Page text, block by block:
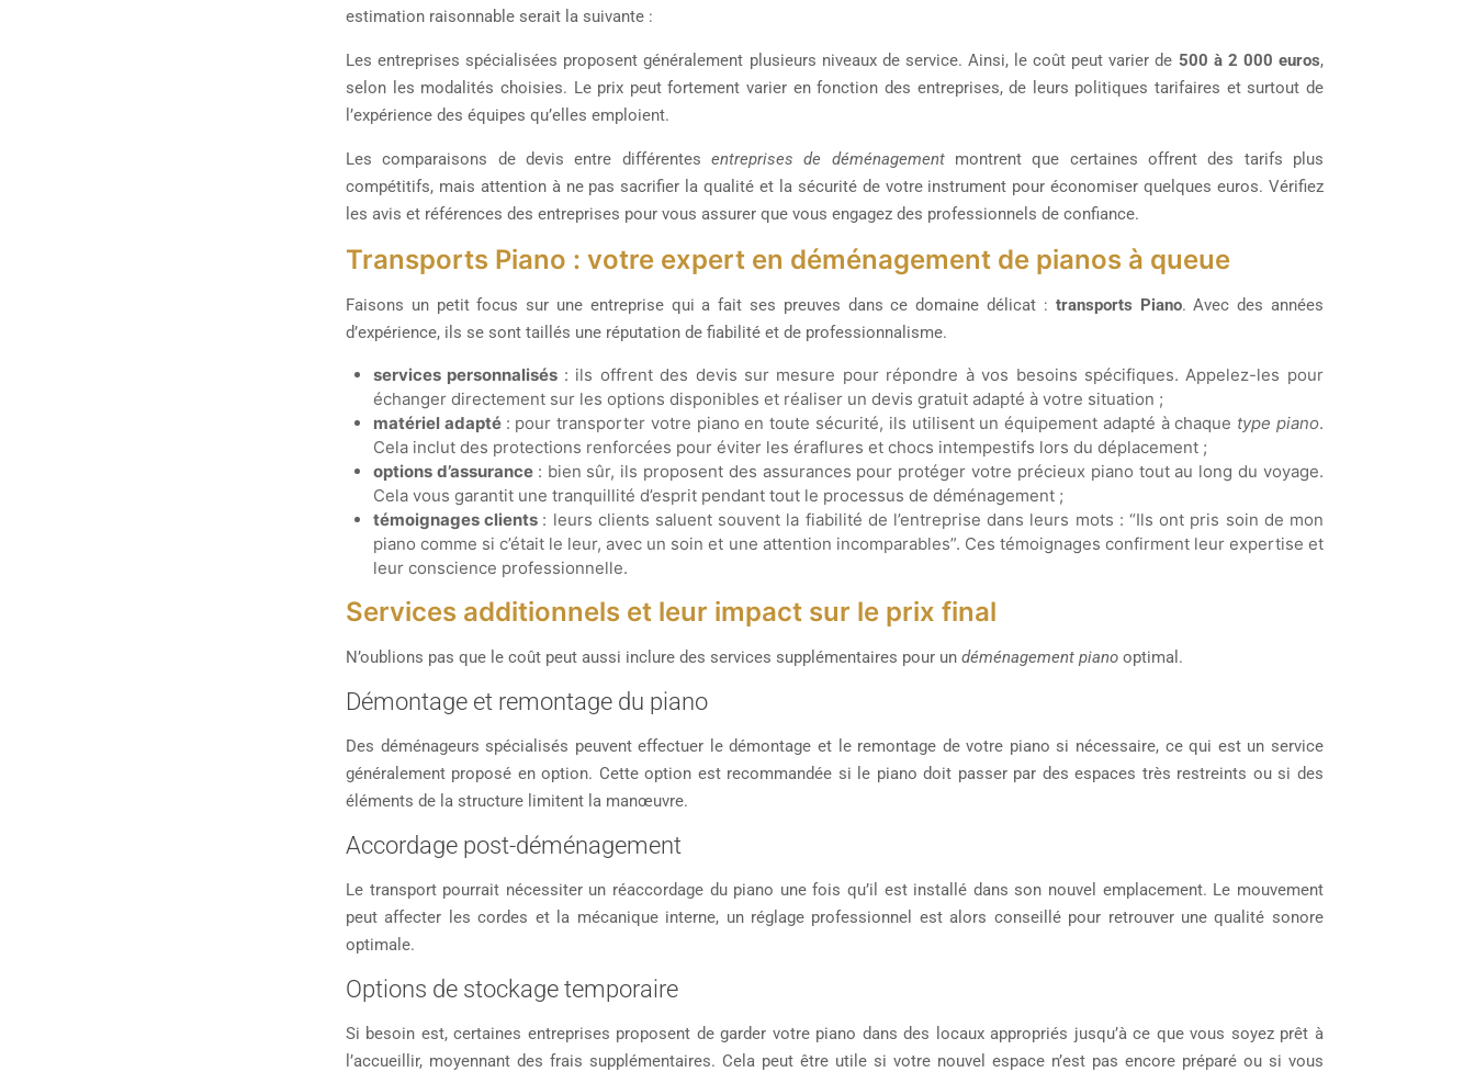
estimation raisonnable serait la suivante :
Les entreprises spécialisées proposent généralement plusieurs niveaux de service. Ainsi, le coût peut varier de 500 à 2 000 euros,
selon les modalités choisies. Le prix peut fortement varier en fonction des entreprises, de leurs politiques tarifaires et surtout de
l’expérience des équipes qu’elles emploient.
Les comparaisons de devis entre différentes entreprises de déménagementmontrent que certaines offrent des tarifs plus
compétitifs, mais attention à ne pas sacrifier la qualité et la sécurité de votre instrument pour économiser quelques euros. Vérifiez
les avis et références des entreprises pour vous assurer que vous engagez des professionnels de confiance.
Transports Piano : votre expert en déménagement de pianos à queue
Faisons un petit focus sur une entreprise qui a fait ses preuves dans ce domaine délicat : transports Piano. Avec des années
d’expérience, ils se sont taillés une réputation de fiabilité et de professionnalisme.
services personnalisés : ils offrent des devis sur mesure pour répondre à vos besoins spécifiques. Appelez-les pour
échanger directement sur les options disponibles et réaliser un devis gratuit adapté à votre situation ;
matériel adapté : pour transporter votre piano en toute sécurité, ils utilisent un équipement adapté à chaque type piano.
Cela inclut des protections renforcées pour éviter les éraflures et chocs intempestifs lors du déplacement ;
options d’assurance : bien sûr, ils proposent des assurances pour protéger votre précieux piano tout au long du voyage.
Cela vous garantit une tranquillité d’esprit pendant tout le processus de déménagement ;
témoignages clients : leurs clients saluent souvent la fiabilité de l’entreprise dans leurs mots : “Ils ont pris soin de mon
piano comme si c’était le leur, avec un soin et une attention incomparables”. Ces témoignages confirment leur expertise et
leur conscience professionnelle.
Services additionnels et leur impact sur le prix final
N’oublions pas que le coût peut aussi inclure des services supplémentaires pour un déménagement piano optimal.
Démontage et remontage du piano
Des déménageurs spécialisés peuvent effectuer le démontage et le remontage de votre piano si nécessaire, ce qui est un service
généralement proposé en option. Cette option est recommandée si le piano doit passer par des espaces très restreints ou si des
éléments de la structure limitent la manœuvre.
Accordage post-déménagement
Le transport pourrait nécessiter un réaccordage du piano une fois qu’il est installé dans son nouvel emplacement. Le mouvement
peut affecter les cordes et la mécanique interne, un réglage professionnel est alors conseillé pour retrouver une qualité sonore
optimale.
Options de stockage temporaire
Si besoin est, certaines entreprises proposent de garder votre piano dans des locaux appropriés jusqu’à ce que vous soyez prêt à
l’accueillir, moyennant des frais supplémentaires. Cela peut être utile si votre nouvel espace n’est pas encore préparé ou si vous